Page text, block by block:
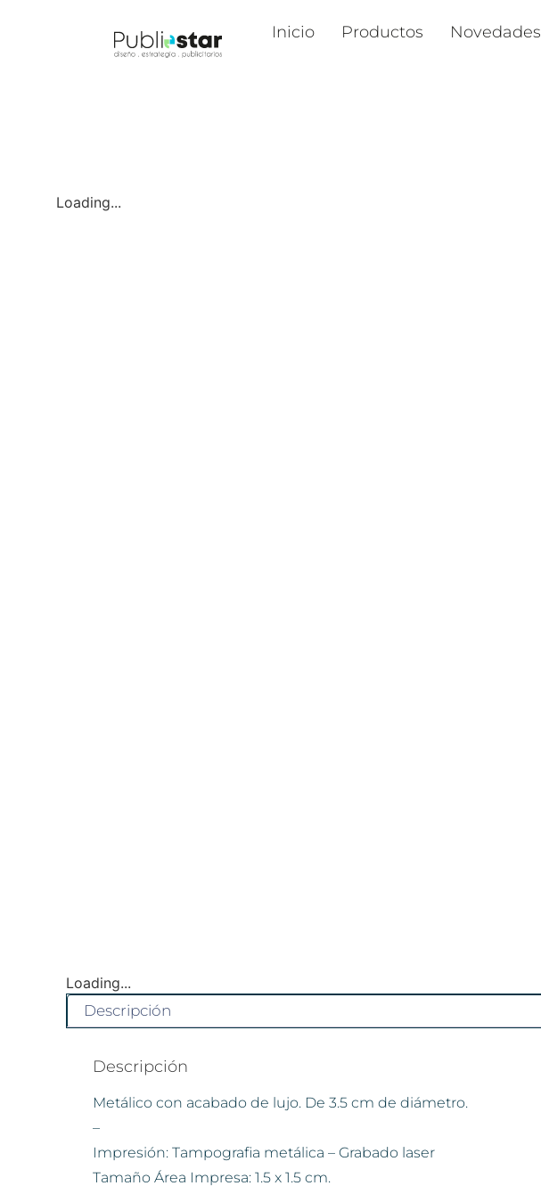
Inicio Productos Novedades
Loading...
Loading...
Descripción
Descripción
Metálico con acabado de lujo. De 3.5 cm de diámetro.
–
Impresión: Tampografia metálica – Grabado laser
Tamaño Área Impresa: 1.5 x 1.5 cm.